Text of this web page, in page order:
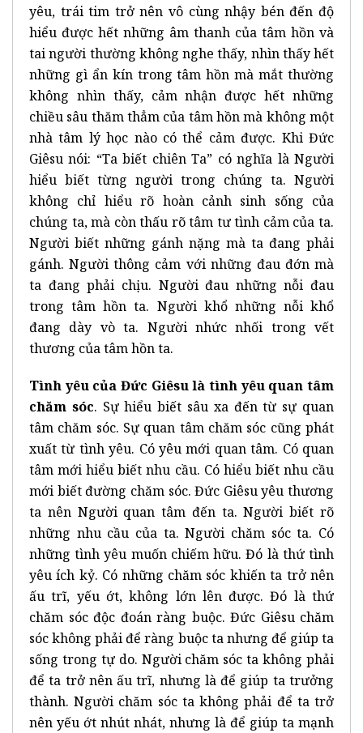
yêu, trái tim trở nên vô cùng nhậy bén đến độ
hiểu được hết những âm thanh của tâm hồn và
tai người thường không nghe thấy, nhìn thấy hết
những gì ẩn kín trong tâm hồn mà mắt thường
không nhìn thấy, cảm nhận được hết những
chiều sâu thăm thẳm của tâm hồn mà không một
nhà tâm lý học nào có thể cảm được. Khi Đức
Giêsu nói: “Ta biết chiên Ta” có nghĩa là Người
hiểu biết từng người trong chúng ta. Người
không chỉ hiểu rõ hoàn cảnh sinh sống của
chúng ta, mà còn thấu rõ tâm tư tình cảm của ta.
Người biết những gánh nặng mà ta đang phải
gánh. Người thông cảm với những đau đớn mà
ta đang phải chịu. Người đau những nỗi đau
trong tâm hồn ta. Người khổ những nỗi khổ
đang dày vò ta. Người nhức nhối trong vết
thương của tâm hồn ta.
Tình yêu của Đức Giêsu là tình yêu quan tâm
chăm sóc. Sự hiểu biết sâu xa đến từ sự quan
tâm chăm sóc. Sự quan tâm chăm sóc cũng phát
xuất từ tình yêu. Có yêu mới quan tâm. Có quan
tâm mới hiểu biết nhu cầu. Có hiểu biết nhu cầu
mới biết đường chăm sóc. Đức Giêsu yêu thương
ta nên Người quan tâm đến ta. Người biết rõ
những nhu cầu của ta. Người chăm sóc ta. Có
những tình yêu muốn chiếm hữu. Đó là thứ tình
yêu ích kỷ. Có những chăm sóc khiến ta trở nên
ấu trĩ, yếu ớt, không lớn lên được. Đó là thứ
chăm sóc độc đoán ràng buộc. Đức Giêsu chăm
sóc không phải để ràng buộc ta nhưng để giúp ta
sống trong tự do. Người chăm sóc ta không phải
để ta trở nên ấu trĩ, nhưng là để giúp ta trưởng
thành. Người chăm sóc ta không phải để ta trở
nên yếu ớt nhút nhát, nhưng là để giúp ta mạnh